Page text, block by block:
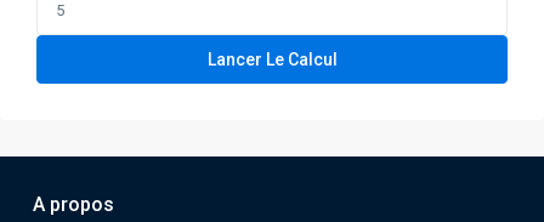
Lancer Le Calcul
A propos